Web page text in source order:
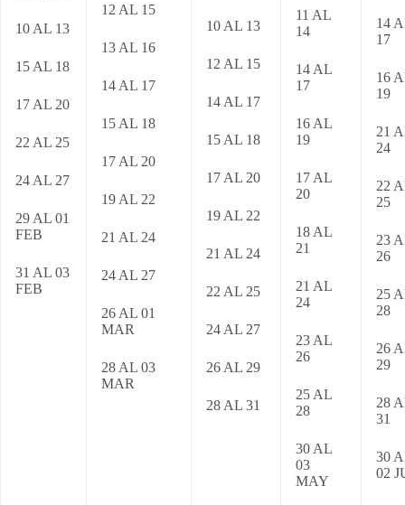
10 AL 13
15 AL 18
17 AL 20
22 AL 25
24 AL 27
29 AL 01
FEB
31 AL 03
FEB
12 AL 15
13 AL 16
14 AL 17
15 AL 18
17 AL 20
19 AL 22
21 AL 24
24 AL 27
26 AL 01
MAR
28 AL 03
MAR
10 AL 13
12 AL 15
14 AL 17
15 AL 18
17 AL 20
19 AL 22
21 AL 24
22 AL 25
24 AL 27
26 AL 29
28 AL 31
11 AL
14
14 AL
17
16 AL
19
17 AL
20
18 AL
21
21 AL
24
23 AL
26
25 AL
28
30 AL
03
MAY
14
17
16
19
21
24
22
25
23
26
25
28
26
29
28
31
30
02